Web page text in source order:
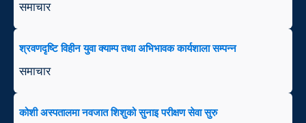
समाचार
श्रवणदृष्टि विहीन युवा क्याम्प तथा अभिभावक कार्यशाला सम्पन्न
समाचार
कोशी अस्पतालमा नवजात शिशुको सुनाइ परीक्षण सेवा सुरु